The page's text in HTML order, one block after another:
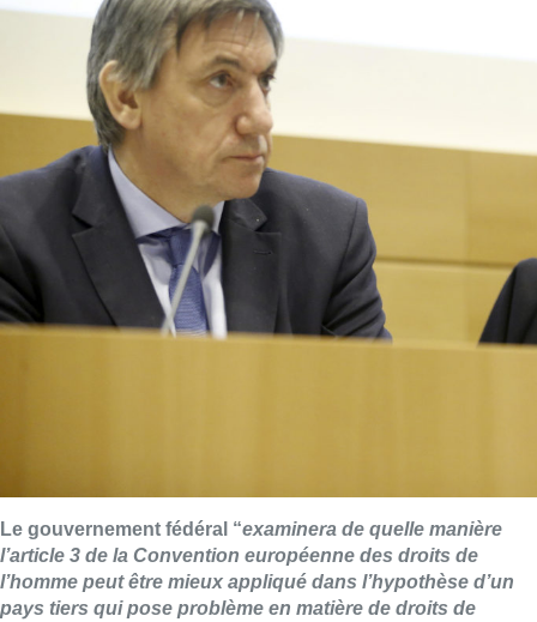
Le gouvernement fédéral “examinera de quelle manière
l’article 3 de la Convention européenne des droits de
l’homme peut être mieux appliqué dans l’hypothèse d’un
pays tiers qui pose problème en matière de droits de